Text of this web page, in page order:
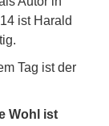
ist Harald
Tag ist der
Wohl ist